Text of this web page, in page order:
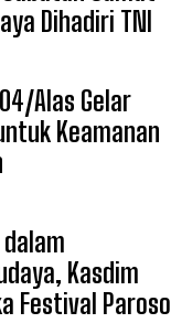
Dihadiri TNI
Alas Gelar
Keamanan
dalam
Kasdim
Festival Paroso